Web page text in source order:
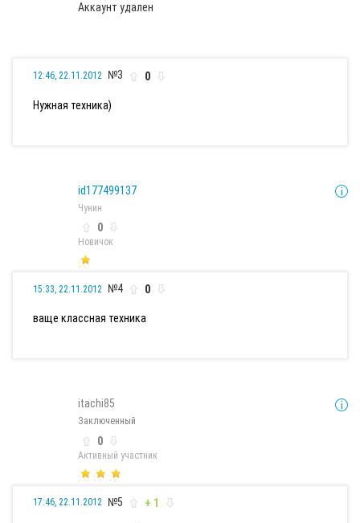
Аккаунт удален
12:46, 22.11.2012 №3 0
Нужная техника)
id177499137
Чунин
0
Новичок
15:33, 22.11.2012 №4 0
ваще классная техника
itachi85
Заключенный
0
Активный участник
17:46, 22.11.2012 №5 + 1